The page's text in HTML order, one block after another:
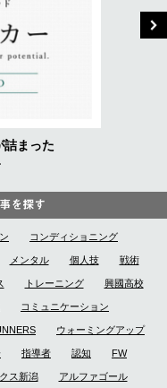
詰まった
コンディショニング
メンタル 個人技 戦術
トレーニング 興國高校
コミュニケーション
ウォーミングアップ
指導者 認知 FW
ス新潟 アルファゴール